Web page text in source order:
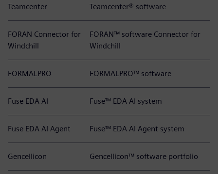
Teamcenter
Teamcenter® software
FORAN Connector for
Windchill
FORAN™ software Connector for
Windchill
FORMALPRO FORMALPRO™ software
Fuse EDA AI Fuse™ EDA AI system
Fuse EDA AI Agent Fuse™ EDA AI Agent system
Gencellicon Gencellicon™ software portfolio